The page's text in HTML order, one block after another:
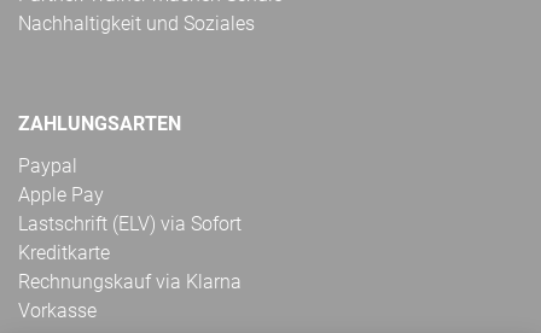
Nachhaltigkeit und Soziales
ZAHLUNGSARTEN
Paypal
Apple Pay
Lastschrift (ELV) via Sofort
Kreditkarte
Rechnungskauf via Klarna
Vorkasse